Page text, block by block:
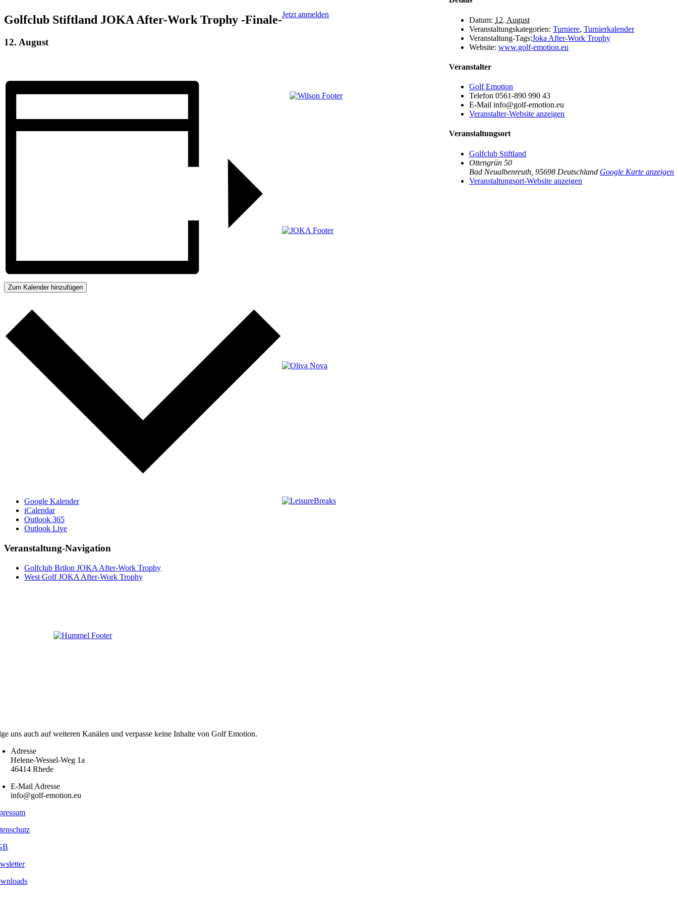
Golfclub Stiftland JOKA After-Work Trophy -Finale-
12. August
Zum Kalender hinzufügen
Google Kalender
iCalendar
Outlook 365
Outlook Live
Veranstaltung-Navigation
Golfclub Brilon JOKA After-Work Trophy
West Golf JOKA After-Work Trophy
Datum: 12. August
Veranstaltungskategorien: Turniere, Turnierkalender
Veranstaltung-Tags:Joka After-Work Trophy
Website: www.golf-emotion.eu
Veranstalter
Golf Emotion
Telefon 0561-890 990 43
E-Mail info@golf-emotion.eu
Veranstalter-Website anzeigen
Veranstaltungsort
Golfclub Stiftland
Ottengrün 50
Bad Neualbenreuth 95698 Deutschland Google Karte anzeigen
Veranstaltungsort-Website anzeigen
Jetzt anmelden
uns auch auf weiteren Kanälen und verpasse keine Inhalte von Golf Emotion.
Adresse
Helene-Wessel-Weg 1a
46414 Rhede
E-Mail Adresse
info@golf-emotion.eu